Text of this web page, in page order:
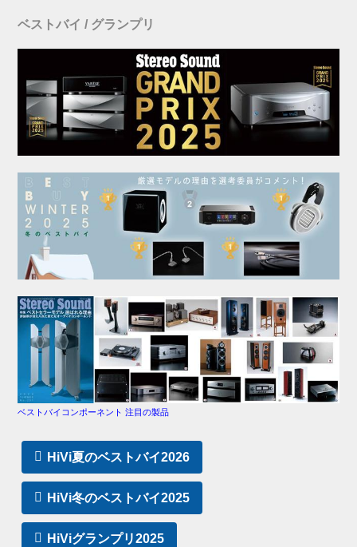
ベストバイ / グランプリ
ベストバイコンポーネント 注目の製品
HiVi夏のベストバイ2026
HiVi冬のベストバイ2025
HiViグランプリ2025